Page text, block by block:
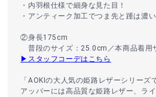
・内羽根仕様で細身な見た目！
・アンティーク加工でつま先と踵は濃
②身長175cm
普段のサイズ：25.0cm／本商品着用
▶スタッフコーデはこちら
「AOKIの大人気の姫路レザーシリーズ
アッパーには高品質な姫路レザー、ラ